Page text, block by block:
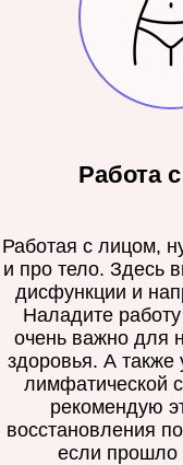
Работа
Работая с лицом,
и про тело. Здесь
дисфункции и
Наладите
очень важно для
здоровья. А также
лимфатической
рекомендую
восстановления
если прошло